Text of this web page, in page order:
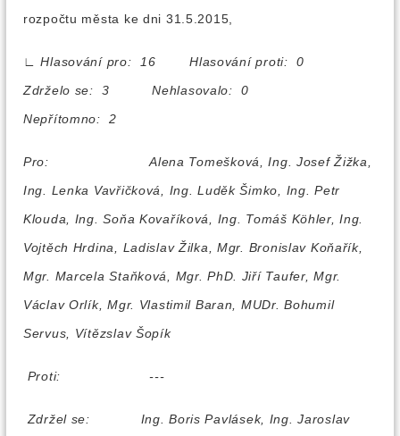
rozpočtu města ke dni 31.5.2015,
∟
Hlasování pro: 16 Hlasování proti: 0
Zdrželo se: 3 Nehlasovalo: 0
Nepřítomno: 2
Pro:
Alena Tomešková, Ing. Josef Žižka,
Ing. Lenka Vavřičková, Ing. Luděk Šimko, Ing. Petr
Klouda, Ing. Soňa Kovaříková, Ing. Tomáš Köhler, Ing.
Vojtěch Hrdina, Ladislav Žilka, Mgr. Bronislav Koňařík,
Mgr. Marcela Staňková, Mgr. PhD. Jiří Taufer, Mgr.
Václav Orlík, Mgr. Vlastimil Baran, MUDr. Bohumil
Servus, Vítězslav Šopík
Proti: ---
Zdržel se:
Ing. Boris Pavlásek, Ing. Jaroslav